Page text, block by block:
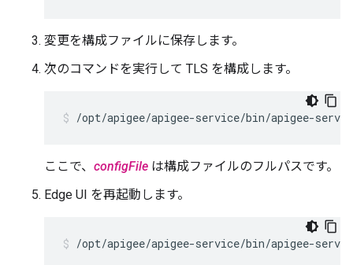
変更を構成ファイルに保存します。
次のコマンドを実行して TLS を構成します。
/opt/apigee/apigee-service/bin/apigee-
ここで、 configFile は構成ファイルのフルパスです。
Edge UI を再起動します。
/opt/apigee/apigee-service/bin/apigee-